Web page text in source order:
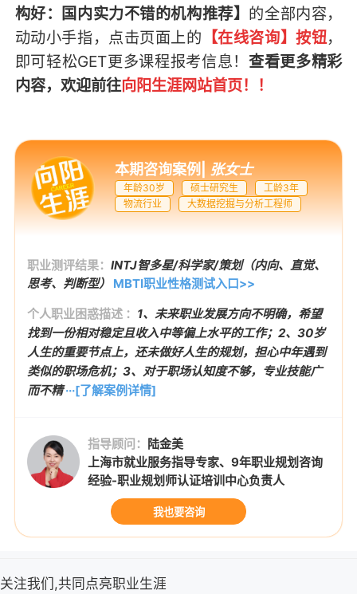
构好：国内实力不错的机构推荐】 的全部内容，
动动小手指，点击页面上的 【在线咨询】按钮，
即可轻松GET更多课程报考信息！查看更多精彩
内容，欢迎前往向阳生涯网站首页！！
本期咨询案例 张女士
年龄30岁 硕士研究生
工龄3年
物流行业
大数据挖掘与分析工程师
职业测评结果： INTJ智多星/科学家/策划（内向、直觉、
思考、判断型）
MBTI职业性格测试入口>>
个人职业困惑描述 ： 1、未来职业发展方向不明确，希望
找到一份相对稳定且收入中等偏上水平的工作；2、30岁
人生的重要节点上，还未做好人生的规划，担心中年遇到
类似的职场危机；3、对于职场认知度不够，专业技能广
而不精···[了解案例详情]
指导顾问： 陆金美
上海市就业服务指导专家、9年职业规划咨询
经验-职业规划师认证培训中心负责人
我也要咨询
关注我们,共同点亮职业生涯